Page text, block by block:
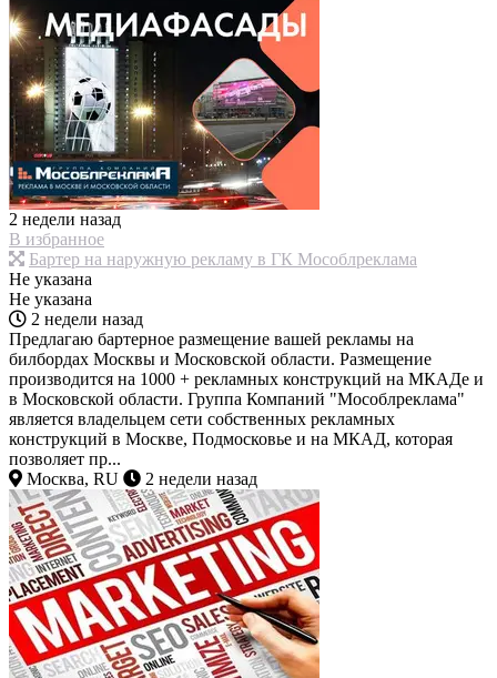
2 недели назад
В избранное
Бартер на наружную рекламу в ГК Мособлреклама
Не указана
Не указана
2 недели назад
Предлагаю бартерное размещение вашей рекламы на
билбордах Москвы и Московской области. Размещение
производится на 1000 + рекламных конструкций на МКАДе и
в Московской области. Группа Компаний "Мособлреклама"
является владельцем сети собственных рекламных
конструкций в Москве, Подмосковье и на МКАД, которая
позволяет пр...
Москва, RU
2 недели назад